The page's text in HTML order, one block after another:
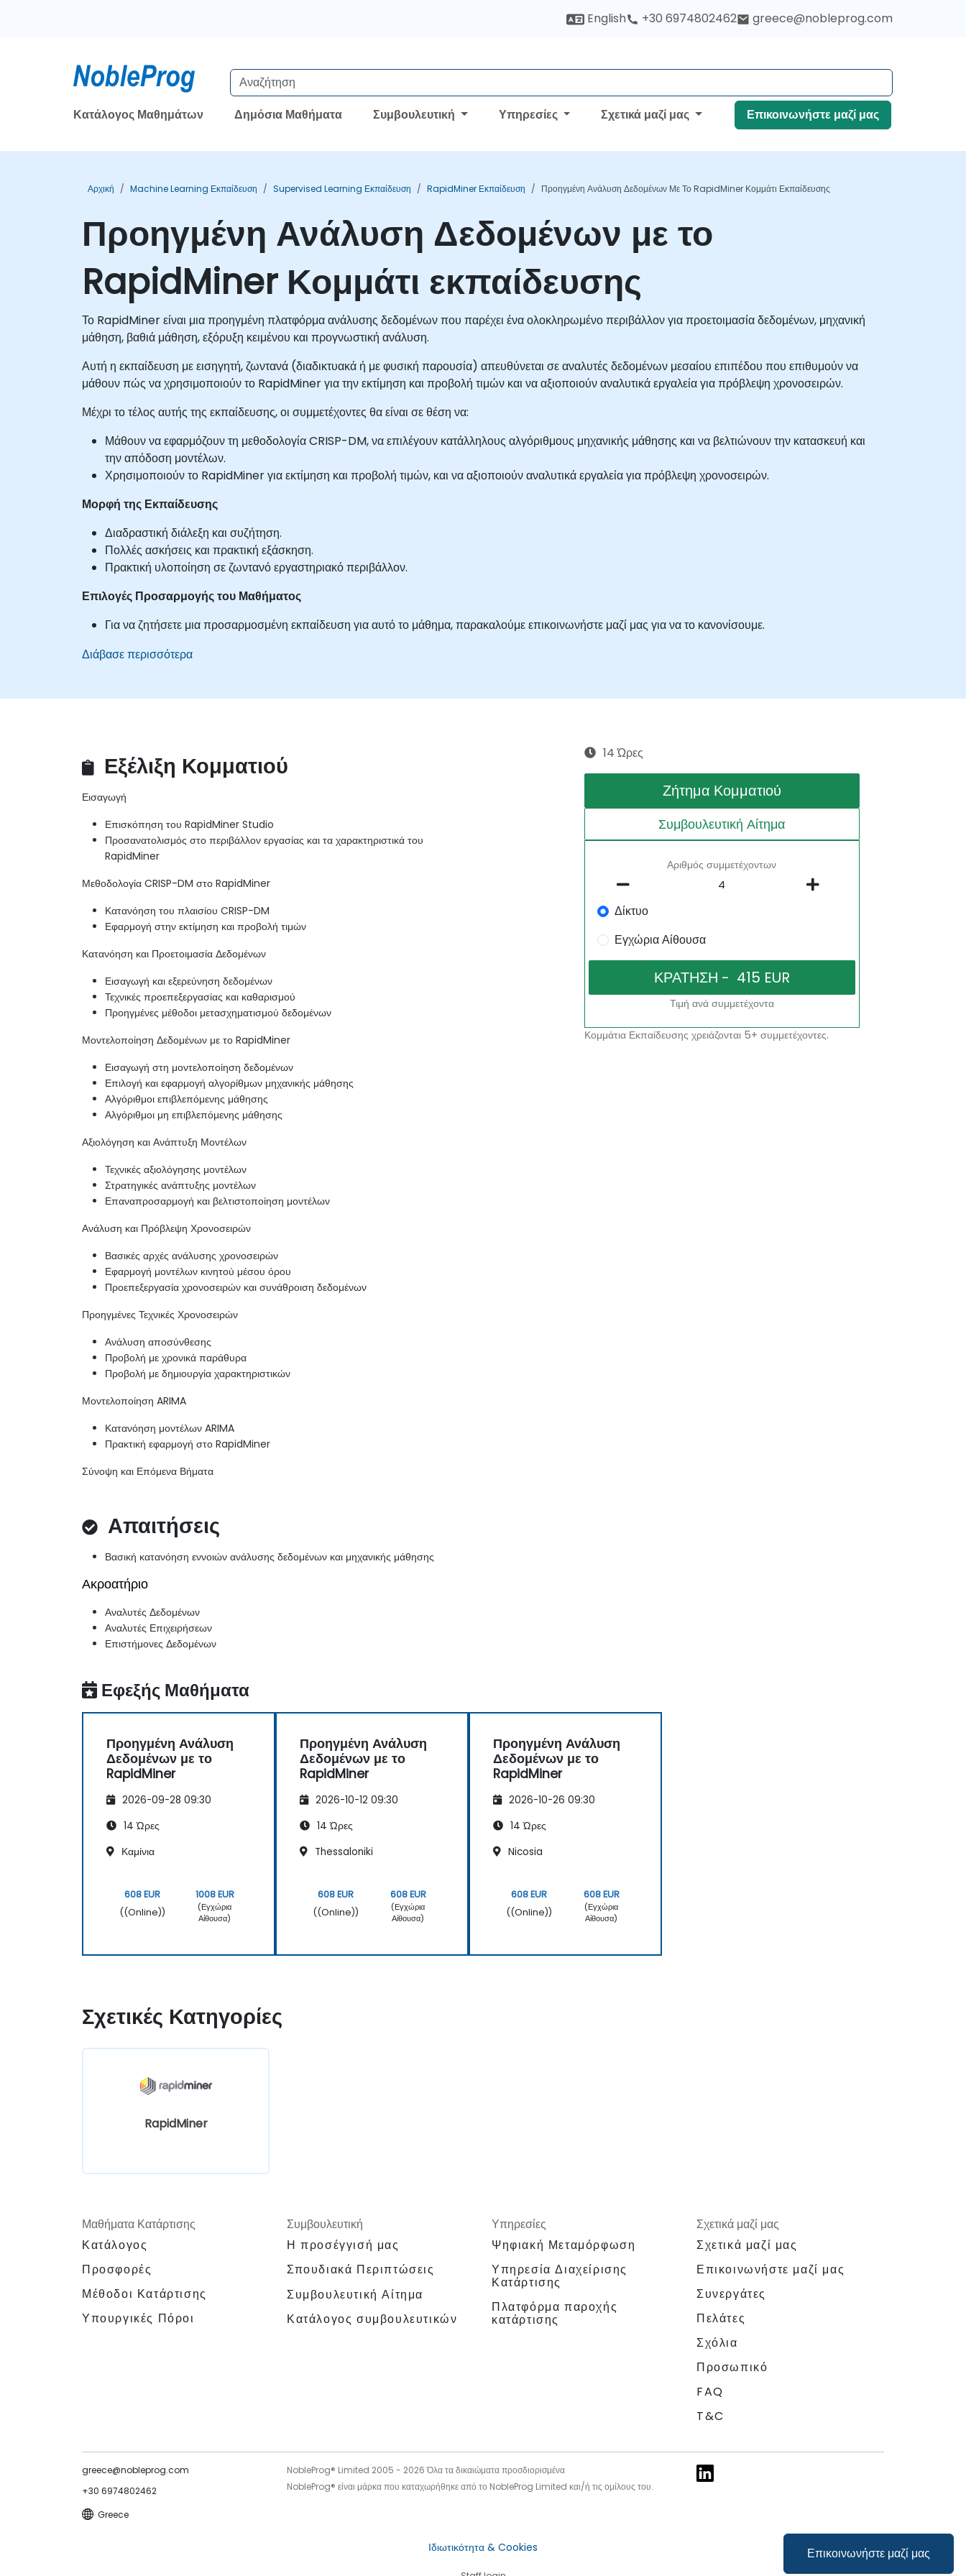
Επικοινωνήστε μαζί μας
English +30 6974802462 greece@nobleprog.com
Κατάλογος Μαθημάτων Δημόσια Μαθήματα Συμβουλευτική Υπηρεσίες Σχετικά μαζί μας Επικοινωνήστε μαζί μας
Αρχική Machine Learning Εκπαίδευση Supervised Learning Εκπαίδευση RapidMiner Εκπαίδευση Προηγμένη Ανάλυση Δεδομένων Με Το RapidMiner Κομμάτι Εκπαίδευσης
Προηγμένη Ανάλυση Δεδομένων με το
RapidMiner Κομμάτι εκπαίδευσης
Το RapidMiner είναι μια προηγμένη πλατφόρμα ανάλυσης δεδομένων που παρέχει ένα ολοκληρωμένο περιβάλλον για προετοιμασία δεδομένων, μηχανική
μάθηση, βαθιά μάθηση, εξόρυξη κειμένου και προγνωστική ανάλυση.
Αυτή η εκπαίδευση με εισηγητή, ζωντανά (διαδικτυακά ή με φυσική παρουσία) απευθύνεται σε αναλυτές δεδομένων μεσαίου επιπέδου που επιθυμούν να
μάθουν πώς να χρησιμοποιούν το RapidMiner για την εκτίμηση και προβολή τιμών και να αξιοποιούν αναλυτικά εργαλεία για πρόβλεψη χρονοσειρών.
Μέχρι το τέλος αυτής της εκπαίδευσης, οι συμμετέχοντες θα είναι σε θέση να:
Μάθουν να εφαρμόζουν τη μεθοδολογία CRISP-DM, να επιλέγουν κατάλληλους αλγόριθμους μηχανικής μάθησης και να βελτιώνουν την κατασκευή και
την απόδοση μοντέλων.
Χρησιμοποιούν το RapidMiner για εκτίμηση και προβολή τιμών, και να αξιοποιούν αναλυτικά εργαλεία για πρόβλεψη χρονοσειρών.
Μορφή της Εκπαίδευσης
Διαδραστική διάλεξη και συζήτηση.
Πολλές ασκήσεις και πρακτική εξάσκηση.
Πρακτική υλοποίηση σε ζωντανό εργαστηριακό περιβάλλον.
Επιλογές Προσαρμογής του Μαθήματος
Για να ζητήσετε μια προσαρμοσμένη εκπαίδευση για αυτό το μάθημα, παρακαλούμε επικοινωνήστε μαζί μας για να το κανονίσουμε.
Διάβασε περισσότερα
Εξέλιξη Κομματιού
Εισαγωγή
Επισκόπηση του RapidMiner Studio
Προσανατολισμός στο περιβάλλον εργασίας και τα χαρακτηριστικά του
RapidMiner
Μεθοδολογία CRISP-DM στο RapidMiner
Κατανόηση του πλαισίου CRISP-DM
Εφαρμογή στην εκτίμηση και προβολή τιμών
Κατανόηση και Προετοιμασία Δεδομένων
Εισαγωγή και εξερεύνηση δεδομένων
Τεχνικές προεπεξεργασίας και καθαρισμού
Προηγμένες μέθοδοι μετασχηματισμού δεδομένων
Μοντελοποίηση Δεδομένων με το RapidMiner
Εισαγωγή στη μοντελοποίηση δεδομένων
Επιλογή και εφαρμογή αλγορίθμων μηχανικής μάθησης
Αλγόριθμοι επιβλεπόμενης μάθησης
Αλγόριθμοι μη επιβλεπόμενης μάθησης
Αξιολόγηση και Ανάπτυξη Μοντέλων
Τεχνικές αξιολόγησης μοντέλων
Στρατηγικές ανάπτυξης μοντέλων
Επαναπροσαρμογή και βελτιστοποίηση μοντέλων
Ανάλυση και Πρόβλεψη Χρονοσειρών
Βασικές αρχές ανάλυσης χρονοσειρών
Εφαρμογή μοντέλων κινητού μέσου όρου
Προεπεξεργασία χρονοσειρών και συνάθροιση δεδομένων
Προηγμένες Τεχνικές Χρονοσειρών
Ανάλυση αποσύνθεσης
Προβολή με χρονικά παράθυρα
Προβολή με δημιουργία χαρακτηριστικών
Μοντελοποίηση ARIMA
Κατανόηση μοντέλων ARIMA
Πρακτική εφαρμογή στο RapidMiner
Σύνοψη και Επόμενα Βήματα
Απαιτήσεις
Βασική κατανόηση εννοιών ανάλυσης δεδομένων και μηχανικής μάθησης
Ακροατήριο
Αναλυτές Δεδομένων
Αναλυτές Επιχειρήσεων
Επιστήμονες Δεδομένων
14 Ώρες
Ζήτημα Κομματιού
Συμβουλευτική Αίτημα
Αριθμός συμμετέχοντων
Δίκτυο
Εγχώρια Αίθουσα
Τιμή ανά συμμετέχοντα
Κομμάτια Εκπαίδευσης χρειάζονται 5+ συμμετέχοντες.
Εφεξής Μαθήματα
Προηγμένη Ανάλυση
Δεδομένων με το
RapidMiner
2026-09-28 09:30
14 Ώρες
Καμίνια
608 EUR
((Online))
1008 EUR
(Εγχώρια
Αίθουσα)
Προηγμένη Ανάλυση
Δεδομένων με το
RapidMiner
2026-10-12 09:30
14 Ώρες
Thessaloniki
608 EUR
((Online))
608 EUR
(Εγχώρια
Αίθουσα)
Προηγμένη Ανάλυση
Δεδομένων με το
RapidMiner
2026-10-26 09:30
14 Ώρες
Nicosia
608 EUR
((Online))
608 EUR
(Εγχώρια
Αίθουσα)
Σχετικές Κατηγορίες
RapidMiner
Μαθήματα Κατάρτισης
Κατάλογος
Προσφορές
Μέθοδοι Κατάρτισης
Υπουργικές Πόροι
Συμβουλευτική
Η προσέγγισή μας
Σπουδιακά Περιπτώσεις
Συμβουλευτική Αίτημα
Κατάλογος συμβουλευτικών
Υπηρεσίες
Ψηφιακή Μεταμόρφωση
Υπηρεσία Διαχείρισης
Κατάρτισης
Πλατφόρμα παροχής
κατάρτισης
Σχετικά μαζί μας
Σχετικά μαζί μας
Επικοινωνήστε μαζί μας
Συνεργάτες
Πελάτες
Σχόλια
Προσωπικό
FAQ
T&C
greece@nobleprog.com
+30 6974802462
Greece
NobleProg® Limited 2005 - 2026Όλα τα δικαιώματα προσδιορισμένα
NobleProg® είναι μάρκα που καταχωρήθηκε από το NobleProg Limited και/ή τις ομίλους του.
Ιδιωτικότητα & Cookies